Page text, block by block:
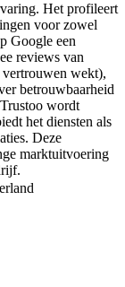
Het profileert
voor zowel
Google een
reviews van
wekt),
betrouwbaarheid
wordt
het diensten als
Deze
marktuitvoering